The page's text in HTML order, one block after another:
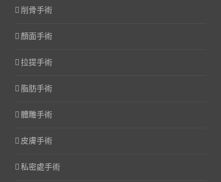
削骨手術
顏面手術
拉提手術
脂肪手術
體雕手術
皮膚手術
私密處手術